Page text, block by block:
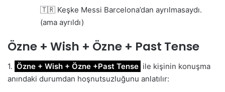
🇹🇷 Keşke Messi Barcelona’dan ayrılmasaydı.
(ama ayrıldı)
Özne + Wish + Özne + Past Tense
1. Özne + Wish + Özne +Past Tense ile kişinin konuşma
anındaki durumdan hoşnutsuzluğunu anlatılır: